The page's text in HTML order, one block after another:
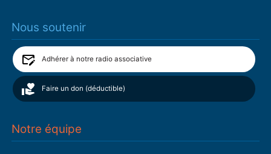
Nous soutenir
Adhérer à notre radio associative
Faire un don (déductible)
Notre équipe